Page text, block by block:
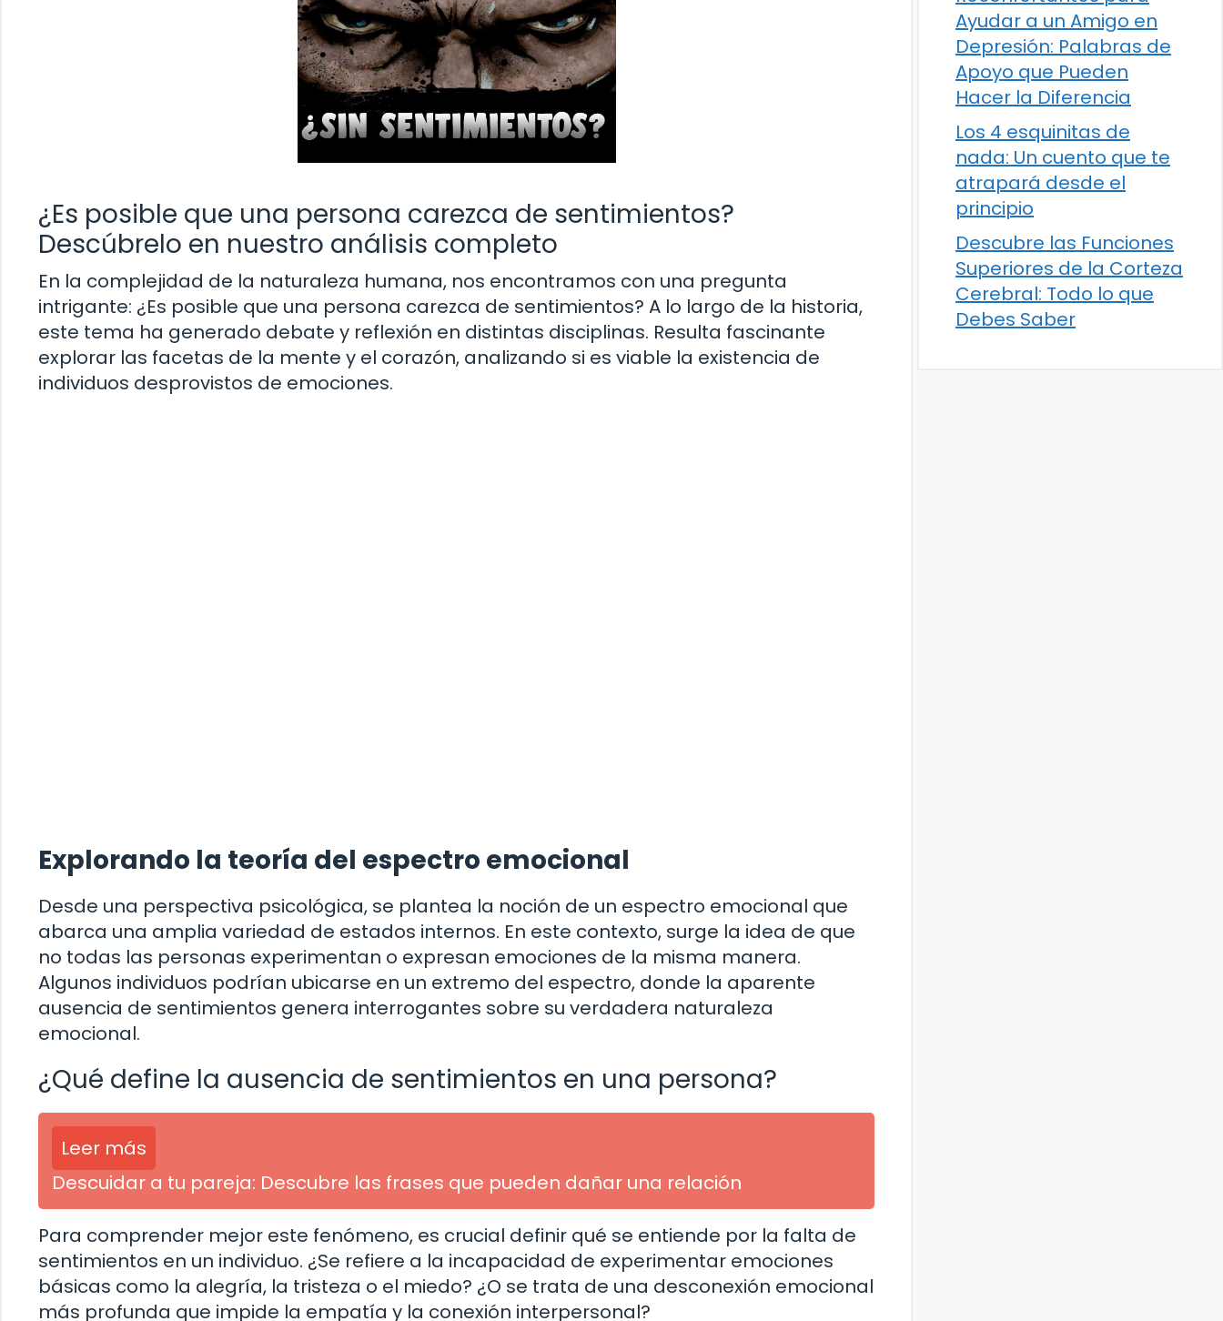
¿Es posible que una persona carezca de sentimientos?
Descúbrelo en nuestro análisis completo
En la complejidad de la naturaleza humana, nos encontramos con una pregunta
intrigante: ¿Es posible que una persona carezca de sentimientos? A lo largo de la historia,
este tema ha generado debate y reflexión en distintas disciplinas. Resulta fascinante
explorar las facetas de la mente y el corazón, analizando si es viable la existencia de
individuos desprovistos de emociones.
Explorando la teoría del espectro emocional
Desde una perspectiva psicológica, se plantea la noción de un espectro emocional que
abarca una amplia variedad de estados internos. En este contexto, surge la idea de que
no todas las personas experimentan o expresan emociones de la misma manera.
Algunos individuos podrían ubicarse en un extremo del espectro, donde la aparente
ausencia de sentimientos genera interrogantes sobre su verdadera naturaleza
emocional.
¿Qué define la ausencia de sentimientos en una persona?
Leer más
Descuidar a tu pareja: Descubre las frases que pueden dañar una relación
Para comprender mejor este fenómeno, es crucial definir qué se entiende por la falta de
sentimientos en un individuo. ¿Se refiere a la incapacidad de experimentar emociones
básicas como la alegría, la tristeza o el miedo? ¿O se trata de una desconexión emocional
más profunda que impide la empatía y la conexión interpersonal?
Ayudar a un Amigo en
Depresión: Palabras de
Apoyo que Pueden
Hacer la Diferencia
Los 4 esquinitas de
nada: Un cuento que te
atrapará desde el
principio
Descubre las Funciones
Superiores de la Corteza
Cerebral: Todo lo que
Debes Saber